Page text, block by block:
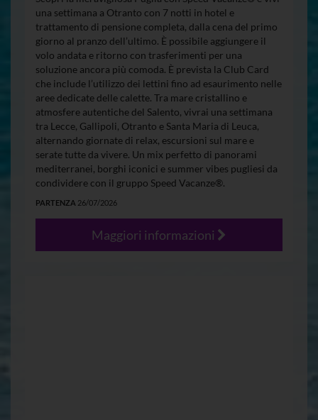
una settimana a Otranto con 7 notti in hotel e
trattamento di pensione completa, dalla cena del primo
giorno al pranzo dell’ultimo. È possibile aggiungere il
volo andata e ritorno con trasferimenti per una
soluzione ancora più comoda. È prevista la Club Card
che include l’utilizzo dei lettini fino ad esaurimento nelle
aree dedicate delle calette. Tra mare cristallino e
atmosfere autentiche del Salento, vivrai una settimana
tra Lecce, Gallipoli, Otranto e Santa Maria di Leuca,
alternando giornate di relax, escursioni sul mare e
serate tutte da vivere. Un mix perfetto di panorami
mediterranei, borghi iconici e summer vibes pugliesi da
condividere con il gruppo Speed Vacanze®.
PARTENZA 26/07/2026
Maggiori informazioni